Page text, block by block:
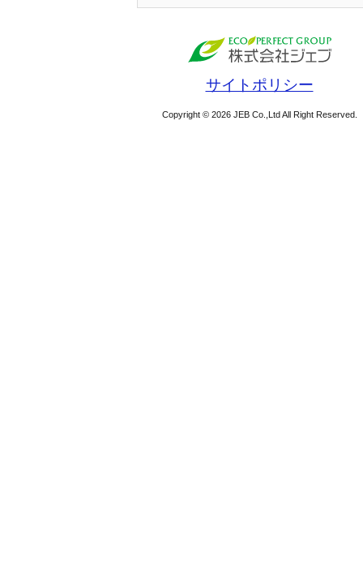
サイトポリシー
Copyright © 2026 JEB Co.,Ltd All Right Reserved.